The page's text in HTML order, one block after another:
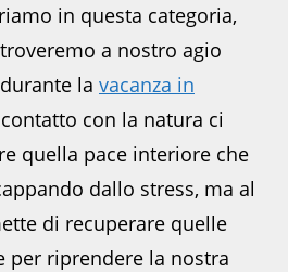
in questa categoria,
a nostro agio
la vacanza in
con la natura ci
quella pace interiore che
dallo stress, ma al
di recuperare quelle
per riprendere la nostra